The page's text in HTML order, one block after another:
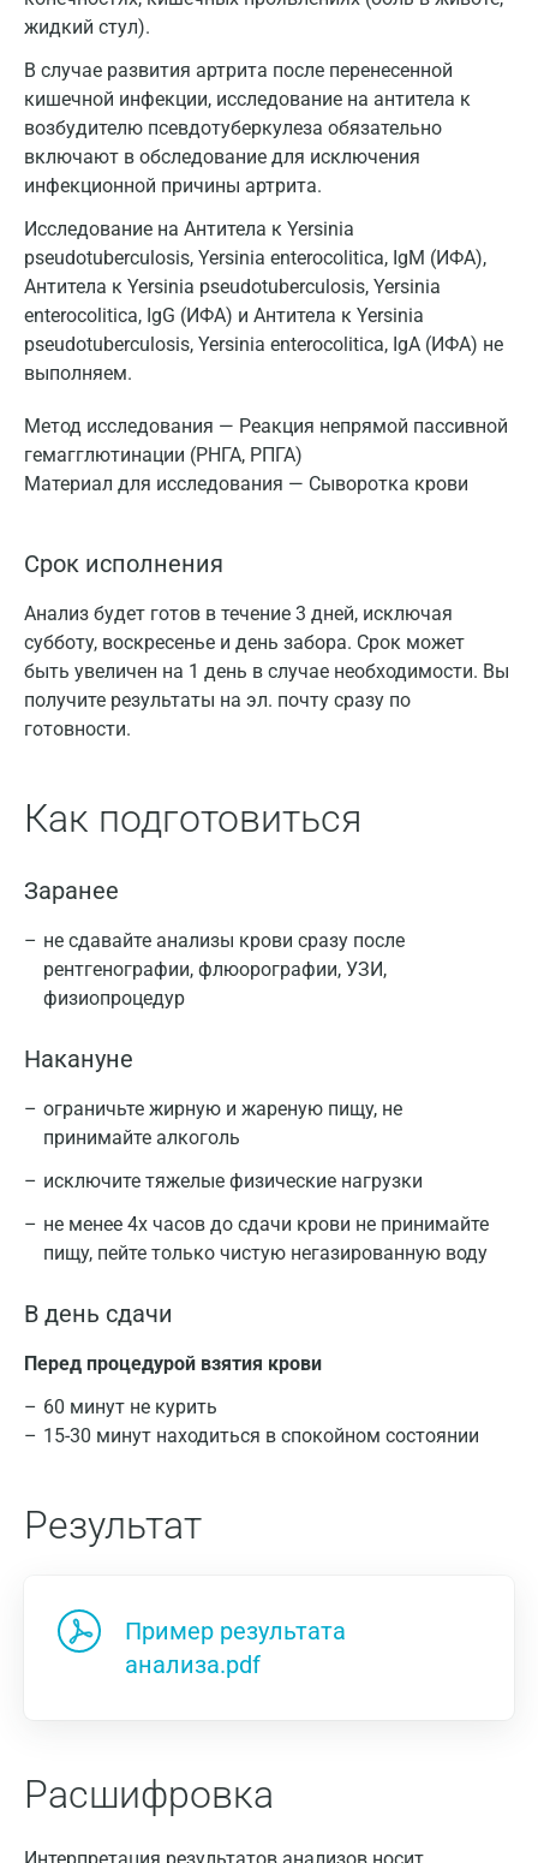
жидкий стул).
В случае развития артрита после перенесенной
кишечной инфекции, исследование на антитела к
возбудителю псевдотуберкулеза обязательно
включают в обследование для исключения
инфекционной причины артрита.
Исследование на Антитела к Yersinia
pseudotuberculosis, Yersinia enterocolitica, IgM (ИФА),
Антитела к Yersinia pseudotuberculosis, Yersinia
enterocolitica, IgG (ИФА) и Антитела к Yersinia
pseudotuberculosis, Yersinia enterocolitica, IgA (ИФА) не
выполняем.
Метод исследования — Реакция непрямой пассивной
гемагглютинации (РНГА, РПГА)
Материал для исследования — Сыворотка крови
Срок исполнения
Анализ будет готов в течение 3 дней, исключая
субботу, воскресенье и день забора. Срок может
быть увеличен на 1 день в случае необходимости. Вы
получите результаты на эл. почту сразу по
готовности.
Как подготовиться
Заранее
не сдавайте анализы крови сразу после
рентгенографии, флюорографии, УЗИ,
физиопроцедур
Накануне
ограничьте жирную и жареную пищу, не
принимайте алкоголь
исключите тяжелые физические нагрузки
не менее 4х часов до сдачи крови не принимайте
пищу, пейте только чистую негазированную воду
В день сдачи
Перед процедурой взятия крови
60 минут не курить
15-30 минут находиться в спокойном состоянии
Результат
Пример результата
анализа.pdf
Расшифровка